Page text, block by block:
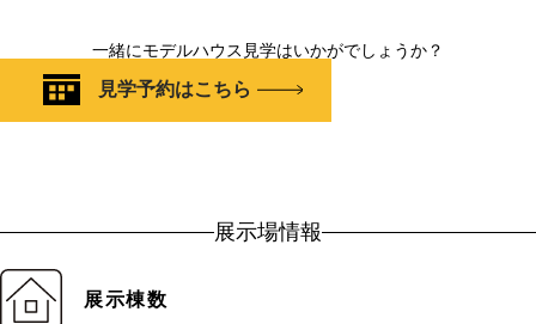
一緒にモデルハウス見学はいかがでしょうか？
見学予約はこちら
展示場情報
展示棟数